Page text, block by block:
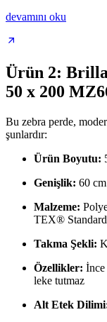
devamını oku
Ürün 2:
50 x 200
Bu zebra perde,
şunlardır:
Ürün Boyutu:
Genişlik: 60 cm
Malzeme:
TEX®
Takma Şekli:
Özellikler:
leke tutmaz
Alt Etek